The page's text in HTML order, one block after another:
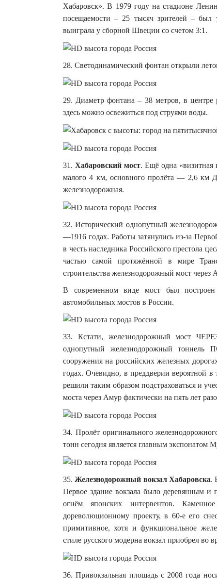
Хабаровск». В 1979 году на стадионе
посещаемости – 25 тысяч зрителей – был
выиграла у сборной Швеции со счетом 3:1.
28. Светодинамический фонтан открыли
29. Диаметр фонтана – 38 метров, в
здесь можно освежиться под струями воды.
31.Хабаровский мост. Ещё одна «визитная
малого 4 км, основного пролёта — 2,6 км
железнодорожная.
32. Исторический однопутный
—1916 годах. Работы затянулись из-за
в честь наследника Российского престола
частью самой протяжённой в мире
строительства железнодорожный мост
В современном виде мост был
автомобильных мостов в России.
33. Кстати, железнодорожный мост
однопутный железнодорожный тоннель
сооружения на российских железных
годах. Очевидно, в преддверии вероятной
решили таким образом подстраховаться и
моста через Амур фактически на пять лет
34. Пролёт оригинального
тонн сегодня является главным экспонатом
35.Железнодорожный вокзал Хабаровска.
Первое здание вокзала было деревянным и
огнём японских интервентов.
дореволюционному проекту, в 60-е его
примитивное, хотя и функциональное
стиле русского модерна вокзал приобрел во
36. Привокзальная площадь с 2008 года